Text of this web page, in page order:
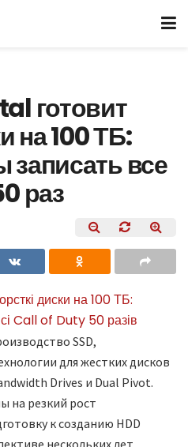
готовит
на 100 ТБ:
записать все
раз
SSD,
для жестких дисков
Drives и Dual Pivot.
на резкий рост
к созданию HDD
нескольких лет.